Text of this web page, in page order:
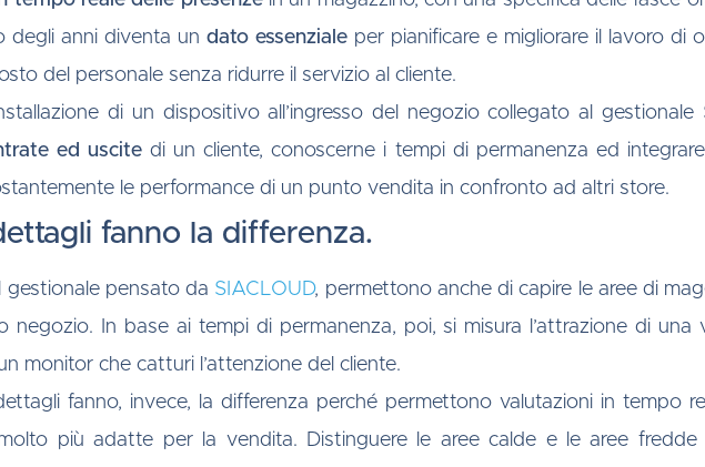
degli anni diventa undato essenziale per pianificare e migliorare il lavoro di
del personale senza ridurre il servizio al cliente.
di un dispositivo all’ingresso del negozio collegato al
ed uscitedi un cliente, conoscerne i tempi di permanenza ed
le performance di un punto vendita in confronto ad altri store.
fanno la differenza.
gestionale pensato da SIACLOUD, permettono anche di capire le aree di
negozio. In base ai tempi di permanenza, poi, si misura l’attrazione di
monitor che catturi l’attenzione del cliente.
fanno, invece, la differenza perché permettono valutazioni in tempo
più adatte per la vendita. Distinguere le aree calde e le aree fredde